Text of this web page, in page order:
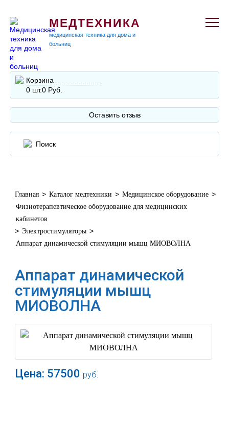
МЕДТЕХНИКА
медицинская техника для дома и
больниц
Корзина
0 шт.0 Руб.
Оставить отзыв
Главная > Каталог медтехники > Медицинское оборудование >
Физиотерапевтическое оборудование для медицинских
кабинетов
> Электростимуляторы >
Аппарат динамической стимуляции мышц МИОВОЛНА
Аппарат динамической
стимуляции мышц
МИОВОЛНА
Цена: 57500 руб.